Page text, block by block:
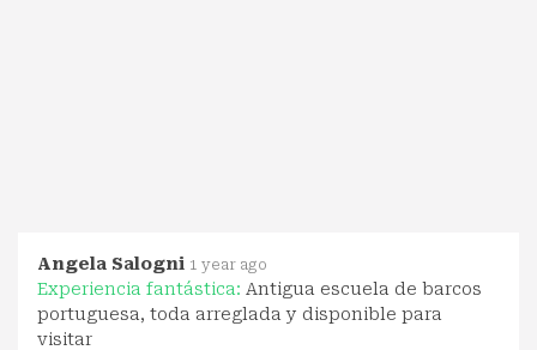
Angela Salogni 1 year ago
Experiencia fantástica: Antigua escuela de barcos
portuguesa, toda arreglada y disponible para
visitar